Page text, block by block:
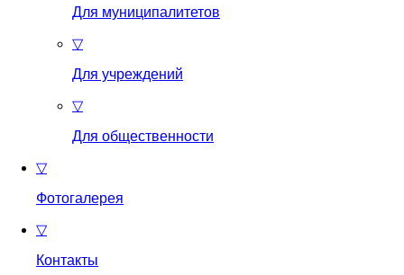
Для муниципалитетов
▽
Для учреждений
▽
Для общественности
▽
Фотогалерея
▽
Контакты